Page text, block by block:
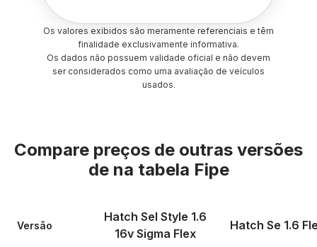
Os valores exibidos são meramente referenciais e têm
finalidade exclusivamente informativa.
Os dados não possuem validade oficial e não devem
ser considerados como uma avaliação de veículos
usados.
Compare preços de outras versões
de na tabela Fipe
Versão
Hatch Sel Style 1.6
16v Sigma Flex
Hatch Se 1.6